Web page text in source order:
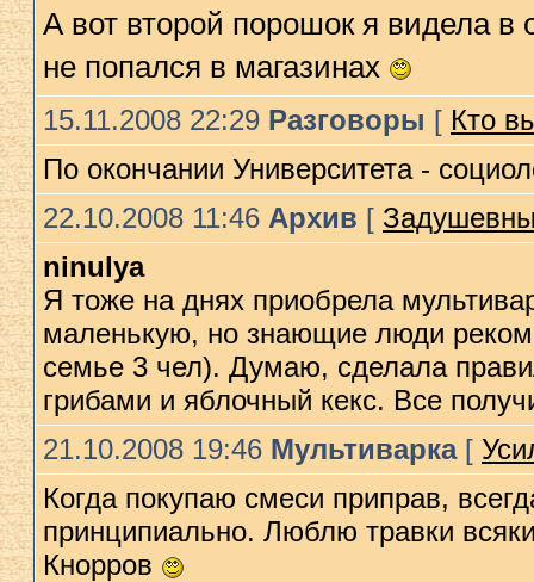
А вот второй порошок я видела
не попался в магазинах
15.11.2008 22:29 Разговоры [ Кто
По окончании Университета -
22.10.2008 11:46 Архив [
ninulya
Я тоже на днях приобрела
маленькую, но знающие люди
семье 3 чел). Думаю, сделала
грибами и яблочный кекс. Все
21.10.2008 19:46 Мультиварка[
Когда покупаю смеси приправ,
принципиально. Люблю травки
Кнорров